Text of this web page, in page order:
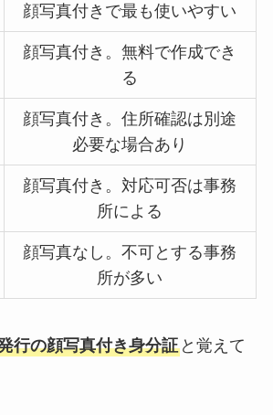
顔写真付きで最も使いやすい
顔写真付き。無料で作成でき
る
顔写真付き。住所確認は別途
必要な場合あり
顔写真付き。対応可否は事務
所による
顔写真なし。不可とする事務
所が多い
行の顔写真付き身分証と覚えて